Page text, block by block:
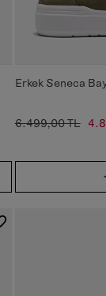
Erkek Seneca
6.499,00 TL